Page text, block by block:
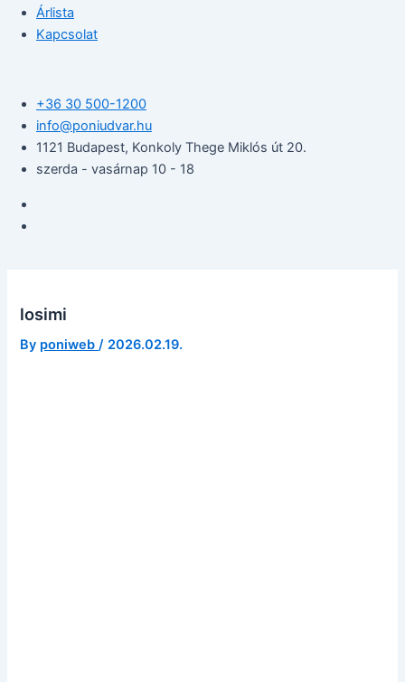
Árlista
Kapcsolat
+36 30 500-1200​
info@poniudvar.hu
1121 Budapest, Konkoly Thege Miklós út 20.
szerda - vasárnap 10 - 18
losimi
By poniweb/ 2026.02.19.